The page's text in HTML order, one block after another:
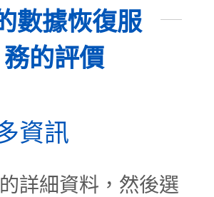
數據恢復服
務的評價
資訊
詳細資料，然後選